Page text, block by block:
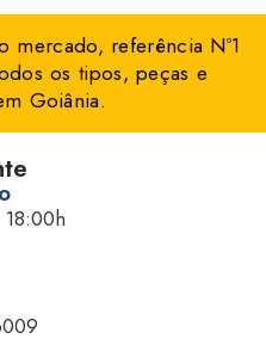
mercado, referência Nº1
os tipos, peças e
Goiânia.
18:00h